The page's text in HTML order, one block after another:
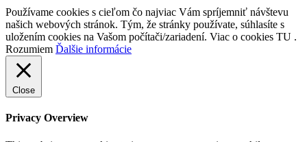
Používame cookies s cieľom čo najviac Vám spríjemniť návštevu
našich webových stránok. Tým, že stránky používate, súhlasíte s
uložením cookies na Vašom počítači/zariadení. Viac o cookies TU .
Rozumiem Ďalšie informácie
Close
Privacy Overview